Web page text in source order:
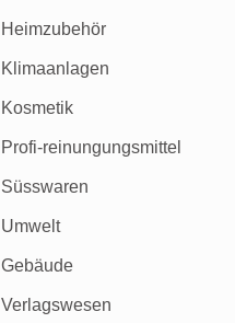
Heimzubehör
Klimaanlagen
Kosmetik
Profi-reinungungsmittel
Süsswaren
Umwelt
Gebäude
Verlagswesen